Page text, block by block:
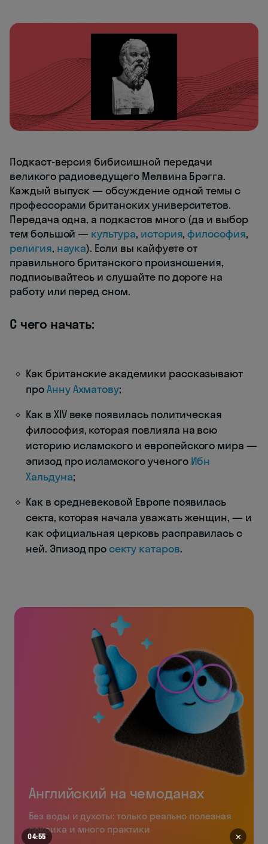
Подкаст-версия бибисишной передачи
великого радиоведущего Мелвина Брэгга.
Каждый выпуск — обсуждение одной темы с
профессорами британских университетов.
Передача одна, а подкастов много (да и выбор
тем большой — культура, история,философия,
религия, наука). Если вы кайфуете от
правильного британского произношения,
подписывайтесь и слушайте по дороге на
работу или перед сном.
С чего начать:
Как британские академики рассказывают
проАнну Ахматову;
Как в XIV веке появилась политическая
философия, которая повлияла на всю
историю исламского и европейского мира —
эпизод про исламского ученого Ибн
Хальдуна;
Как в средневековой Европе появилась
секта, которая начала уважать женщин, — и
как официальная церковь расправилась с
ней. Эпизод просекту катаров.
Английский на чемоданах
Без воды и духоты: только реально полезная
лексика и много практики
04:51 ✕